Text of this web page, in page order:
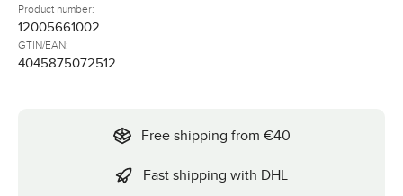
Product number:
12005661002
GTIN/EAN:
4045875072512
Free shipping from €40
Fast shipping with DHL